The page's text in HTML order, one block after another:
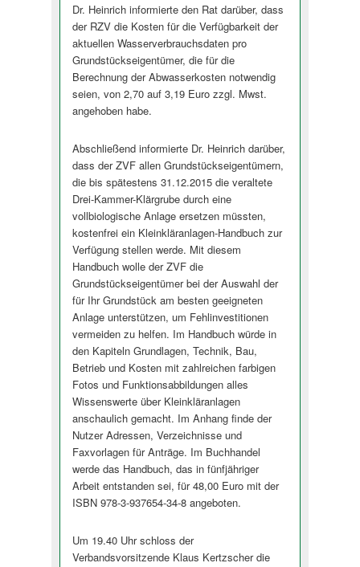
Dr. Heinrich informierte den Rat darüber, dass
der RZV die Kosten für die Verfügbarkeit der
aktuellen Wasserverbrauchsdaten pro
Grundstückseigentümer, die für die
Berechnung der Abwasserkosten notwendig
seien, von 2,70 auf 3,19 Euro zzgl. Mwst.
angehoben habe.
Abschließend informierte Dr. Heinrich darüber,
dass der ZVF allen Grundstückseigentümern,
die bis spätestens 31.12.2015 die veraltete
Drei-Kammer-Klärgrube durch eine
vollbiologische Anlage ersetzen müssten,
kostenfrei ein Kleinkläranlagen-Handbuch zur
Verfügung stellen werde. Mit diesem
Handbuch wolle der ZVF die
Grundstückseigentümer bei der Auswahl der
für Ihr Grundstück am besten geeigneten
Anlage unterstützen, um Fehlinvestitionen
vermeiden zu helfen. Im Handbuch würde in
den Kapiteln Grundlagen, Technik, Bau,
Betrieb und Kosten mit zahlreichen farbigen
Fotos und Funktionsabbildungen alles
Wissenswerte über Kleinkläranlagen
anschaulich gemacht. Im Anhang finde der
Nutzer Adressen, Verzeichnisse und
Faxvorlagen für Anträge. Im Buchhandel
werde das Handbuch, das in fünfjähriger
Arbeit entstanden sei, für 48,00 Euro mit der
ISBN 978-3-937654-34-8 angeboten.
Um 19.40 Uhr schloss der
Verbandsvorsitzende Klaus Kertzscher die